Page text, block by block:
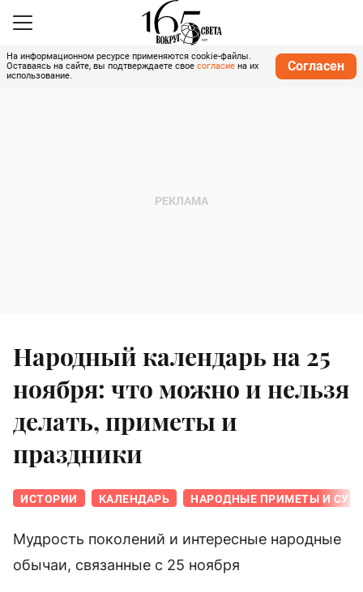
На информационном ресурсе применяются cookie-файлы.
Оставаясь на сайте, вы подтверждаете свое согласие на их
использование.
Согласен
Народный календарь на 25
ноября: что можно и нельзя
делать, приметы и
праздники
ИСТОРИИ КАЛЕНДАРЬ НАРОДНЫЕ ПРИМЕТЫ И
Мудрость поколений и интересные народные
обычаи, связанные с 25 ноября